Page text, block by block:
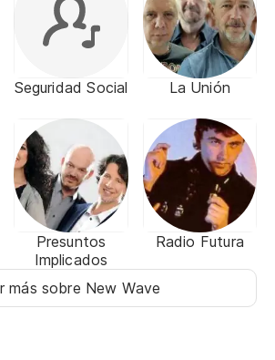
Seguridad Social La Unión
Presuntos
Implicados
Radio Futura
más sobre New Wave